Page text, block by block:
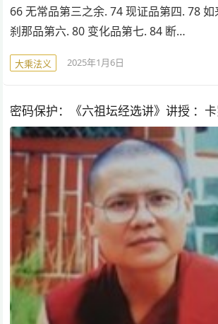
66 无常品第三之余. 74 现证品第四. 78
刹那品第六. 80 变化品第七. 84 断…
大乘法义 2025年1月6日
密码保护：《六祖坛经选讲》讲授 ：